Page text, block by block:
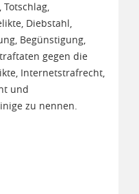
Diebstahl,
Begünstigung,
gegen die
Internetstrafrecht,
und
zu nennen.